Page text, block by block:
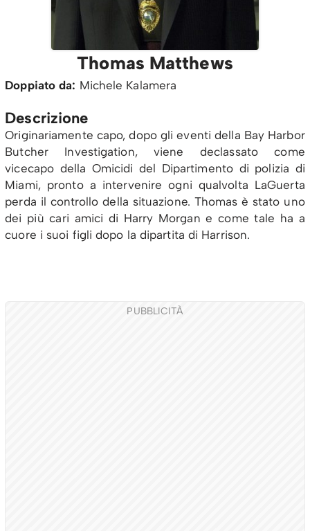
Thomas Matthews
Doppiato da: Michele Kalamera
Descrizione
Originariamente capo, dopo gli eventi della Bay Harbor
Butcher Investigation, viene declassato come
vicecapo della Omicidi del Dipartimento di polizia di
Miami, pronto a intervenire ogni qualvolta LaGuerta
perda il controllo della situazione. Thomas è stato uno
dei più cari amici di Harry Morgan e come tale ha a
cuore i suoi figli dopo la dipartita di Harrison.
PUBBLICITÀ